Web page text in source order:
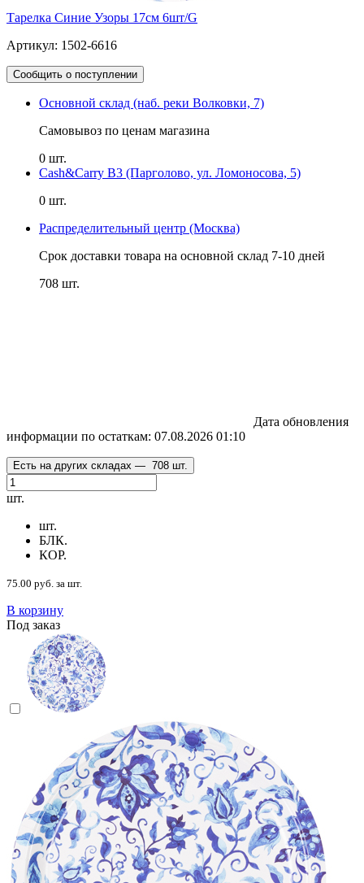
Тарелка Синие Узоры 17см 6шт/G
Артикул: 1502-6616
Сообщить о поступлении
Основной склад (наб. реки Волковки, 7)
Самовывоз по ценам магазина
0 шт.
Cash&Carry B3 (Парголово, ул. Ломоносова, 5)
0 шт.
Распределительный центр (Москва)
Срок доставки товара на основной склад 7-10 дней
708 шт.
Дата обновления
информации по остаткам: 07.08.2026 01:10
Есть на других складах — 708 шт.
шт.
шт.
БЛК.
КОР.
75.00 руб. за шт.
В корзину
Под заказ